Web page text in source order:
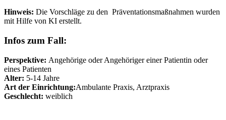
Hinweis: Die Vorschläge zu den Präventationsmaßnahmen wurden
mit Hilfe von KI erstellt.
Infos zum Fall:
Perspektive: Angehörige oder Angehöriger einer Patientin oder
eines Patienten
Alter: 5-14 Jahre
Art der Einrichtung:Ambulante Praxis, Arztpraxis
Geschlecht: weiblich